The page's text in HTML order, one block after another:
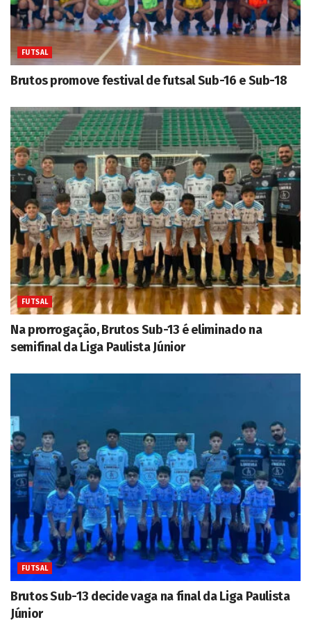
FUTSAL
Brutos promove festival de futsal Sub-16 e Sub-18
FUTSAL
Na prorrogação, Brutos Sub-13 é eliminado na
semifinal da Liga Paulista Júnior
FUTSAL
Brutos Sub-13 decide vaga na final da Liga Paulista
Júnior